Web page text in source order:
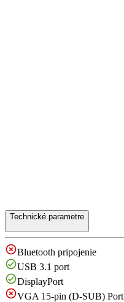
Technické parametre
Bluetooth pripojenie
USB 3.1 port
DisplayPort
VGA 15-pin (D-SUB) Port